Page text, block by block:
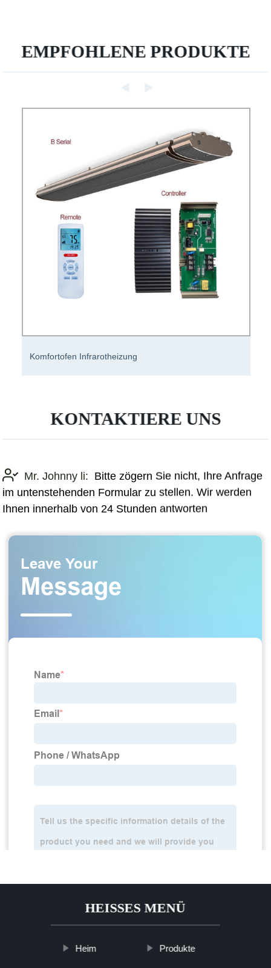
EMPFOHLENE PRODUKTE
Infrarot-Kocher mit Deutschland EGO-Heizung
KONTAKTIERE UNS
Mr. Johnny li: Bitte zögern Sie nicht, Ihre Anfrage
im untenstehenden Formular zu stellen. Wir werden
Ihnen innerhalb von 24 Stunden antworten
HEISSES MENÜ
Heim Produkte